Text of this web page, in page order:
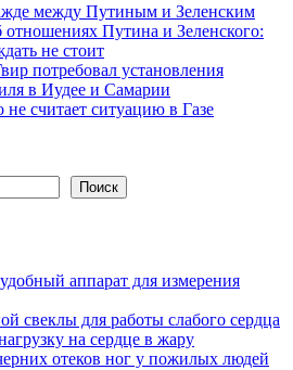
между Путиным и Зеленским
отношениях Путина и Зеленского:
не стоит
потребовал установления
в Иудее и Самарии
считает ситуацию в Газе
Поиск
аппарат для измерения
свеклы для работы слабого сердца
на сердце в жару
отеков ног у пожилых людей